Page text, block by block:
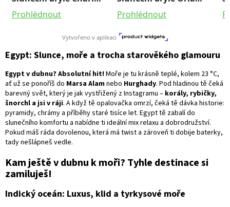
Egypt: Slunce, moře a trocha starověkého glamouru
Egypt v dubnu? Absolutní hit!Moře je tu krásně teplé, kolem 23 °C,
ať už se ponoříš do Marsa Alamnebo Hurghady. Pod hladinou tě čeká
barevný svět, který je jak vystřižený z Instagramu – korály, rybičky,
šnorchl a jsi v ráji. A když tě opalovačka omrzí, čeká tě dávka historie:
pyramidy, chrámy a příběhy staré tisíce let. Egypt tě zabalí do
slunečního komfortu a nabídne ti ideální mix relaxu a dobrodružství.
Pokud máš ráda dovolenou, která má twist a zároveň ti dobije baterky,
tady nešlápneš vedle.
Kam ještě v dubnu k moři? Tyhle destinace si
zamiluješ!
Indický oceán: Luxus, klid a tyrkysové moře